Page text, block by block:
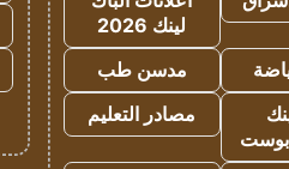
لينك 2026
مدسن طب
مصادر التعليم